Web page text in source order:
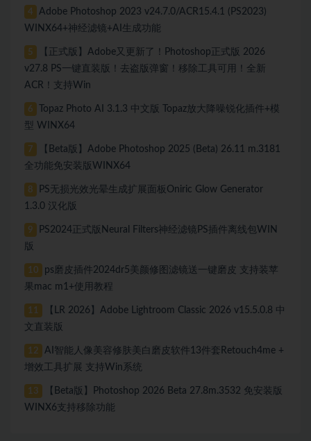
4
Adobe Photoshop 2023 v24.7.0/ACR15.4.1 (PS2023)
WINX64+神经滤镜+AI生成功能
5
【正式版】Adobe又更新了！Photoshop正式版 2026
v27.8 PS一键直装版！去盗版弹窗！移除工具可用！全新
ACR！支持Win
6
Topaz Photo AI 3.1.3 中文版 Topaz放大降噪锐化插件+模
型 WINX64
7
【Beta版】Adobe Photoshop 2025 (Beta) 26.11 m.3181
全功能免安装版WINX64
8
PS无损光效光晕生成扩展面板Oniric Glow Generator
1.3.0 汉化版
9
PS2024正式版Neural Filters神经滤镜PS插件离线包WIN
版
10
ps磨皮插件2024dr5美颜修图滤镜送一键磨皮 支持装苹
果mac m1+使用教程
11
【LR 2026】Adobe Lightroom Classic 2026 v15.5.0.8 中
文直装版
12
AI智能人像美容修肤美白磨皮软件13件套Retouch4me +
增效工具扩展 支持Win系统
13
【Beta版】Photoshop 2026 Beta 27.8m.3532 免安装版
WINX6支持移除功能